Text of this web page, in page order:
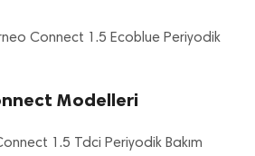
Connect 1.5 Ecoblue Periyodik
Modelleri
1.5 Tdci Periyodik Bakım